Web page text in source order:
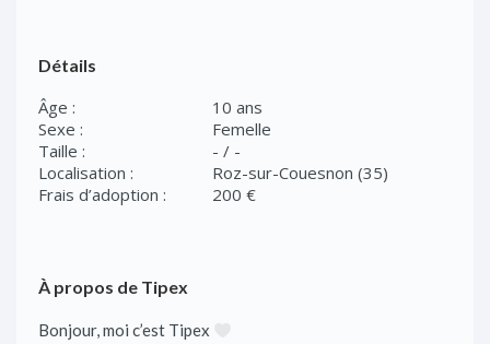
Détails
Âge :
10 ans
Sexe :
Femelle
Taille :
- / -
Localisation :
Roz-sur-Couesnon (35)
Frais d’adoption :
200 €
À propos de Tipex
Bonjour, moi c’est Tipex